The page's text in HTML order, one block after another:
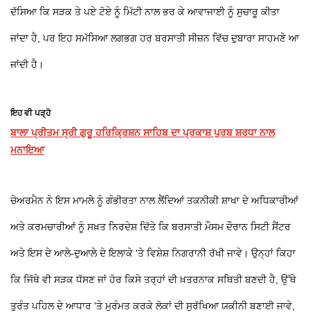
ਦੱਸਿਆ ਕਿ ਸੜਕ ਤੇ ਪਏ ਟੋਏ ਨੂੰ ਮਿੱਟੀ ਨਾਲ ਭਰ ਕੇ ਆਵਾਜਾਈ ਨੂੰ ਸੁਚਾਰੂ ਕੀਤਾ
ਜਾਂਦਾ ਹੈ, ਪਰ ਇਹ ਸਮੱਸਿਆ ਲਗਭਗ ਹਰ ਬਰਸਾਤੀ ਸੀਜ਼ਨ ਵਿੱਚ ਦੁਬਾਰਾ ਸਾਹਮਣੇ ਆ
ਜਾਂਦੀ ਹੈ।
ਇਹ ਵੀ ਪੜ੍ਹੋ
ਬਾਲਾ ਪ੍ਰੀਤਮ ਸ੍ਰੀ ਗੁਰੂ ਹਰਿਕ੍ਰਿਸ਼ਨ ਸਾਹਿਬ ਦਾ ਪ੍ਰਕਾਸ਼ ਪੁਰਬ ਸ਼ਰਧਾ ਨਾਲ
ਮਨਾਇਆ
ਚੇਅਰਮੈਨ ਨੇ ਇਸ ਮਾਮਲੇ ਨੂੰ ਗੰਭੀਰਤਾ ਨਾਲ ਲੈਂਦਿਆਂ ਤਕਨੀਕੀ ਸ਼ਾਖਾ ਦੇ ਅਧਿਕਾਰੀਆਂ
ਅਤੇ ਕਰਮਚਾਰੀਆਂ ਨੂੰ ਸਖ਼ਤ ਨਿਰਦੇਸ਼ ਦਿੱਤੇ ਕਿ ਬਰਸਾਤੀ ਮੌਸਮ ਦੌਰਾਨ ਸਿਟੀ ਸੈਂਟਰ
ਅਤੇ ਇਸ ਦੇ ਆਲੇ-ਦੁਆਲੇ ਦੇ ਇਲਾਕੇ 'ਤੇ ਵਿਸ਼ੇਸ਼ ਨਿਗਰਾਨੀ ਰੱਖੀ ਜਾਵੇ। ਉਨ੍ਹਾਂ ਕਿਹਾ
ਕਿ ਜਿੱਥੇ ਵੀ ਸੜਕ ਧੱਸਣ ਜਾਂ ਹੋਰ ਕਿਸੇ ਤਰ੍ਹਾਂ ਦੀ ਖ਼ਤਰਨਾਕ ਸਥਿਤੀ ਬਣਦੀ ਹੈ, ਉੱਥੇ
ਤੁਰੰਤ ਪਹਿਲ ਦੇ ਆਧਾਰ 'ਤੇ ਮੁਰੰਮਤ ਕਰਕੇ ਲੋਕਾਂ ਦੀ ਸੁਰੱਖਿਆ ਯਕੀਨੀ ਬਣਾਈ ਜਾਵੇ,